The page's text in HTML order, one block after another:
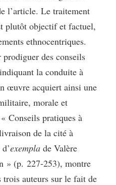
l’article. Le traitement
plutôt objectif et factuel,
ethnocentriques.
des conseils
la conduite à
œuvre acquiert ainsi une
morale et
Conseils pratiques à
de la cité à
exempla de Valère
» (p. 227-253), montre
auteurs sur le fait de